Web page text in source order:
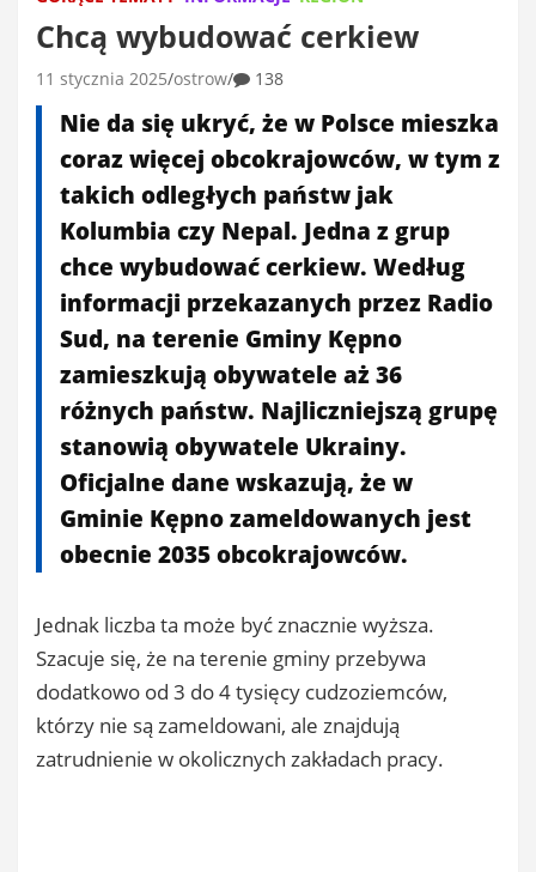
Chcą wybudować cerkiew
11 stycznia 2025 ostrow 138
Nie da się ukryć, że w Polsce mieszka
coraz więcej obcokrajowców, w tym z
takich odległych państw jak
Kolumbia czy Nepal. Jedna z grup
chce wybudować cerkiew. Według
informacji przekazanych przez Radio
Sud, na terenie Gminy Kępno
zamieszkują obywatele aż 36
różnych państw. Najliczniejszą grupę
stanowią obywatele Ukrainy.
Oficjalne dane wskazują, że w
Gminie Kępno zameldowanych jest
obecnie 2035 obcokrajowców.
Jednak liczba ta może być znacznie wyższa.
Szacuje się, że na terenie gminy przebywa
dodatkowo od 3 do 4 tysięcy cudzoziemców,
którzy nie są zameldowani, ale znajdują
zatrudnienie w okolicznych zakładach pracy.